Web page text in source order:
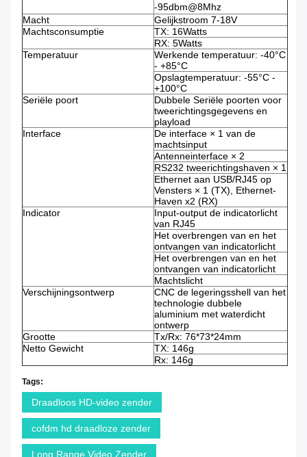
-95dbm@8Mhz
Macht
Gelijkstroom 7-18V
Machtsconsumptie
TX: 16Watts
RX: 5Watts
Temperatuur
Werkende temperatuur: -40°C
- +85°C
Opslagtemperatuur: -55°C -
+100°C
Seriële poort
Dubbele Seriële poorten voor
tweerichtingsgegevens en
playload
Interface
De interface × 1 van de
machtsinput
Antenneinterface × 2
RS232 tweerichtingshaven × 1
Ethernet aan USB/RJ45 op
Vensters × 1 (TX), Ethernet-
Haven x2 (RX)
Indicator
Input-output de indicatorlicht
van RJ45
Het overbrengen van en het
ontvangen van indicatorlicht
Het overbrengen van en het
ontvangen van indicatorlicht
Machtslicht
Verschijningsontwerp
CNC de legeringsshell van het
technologie dubbele
aluminium met waterdicht
ontwerp
Grootte
Tx/Rx: 76*73*24mm
Netto Gewicht
TX: 146g
Rx: 146g
Tags:
Draadloos HD-video zender
cofdm hd draadloze zender
Long Range Video Zender